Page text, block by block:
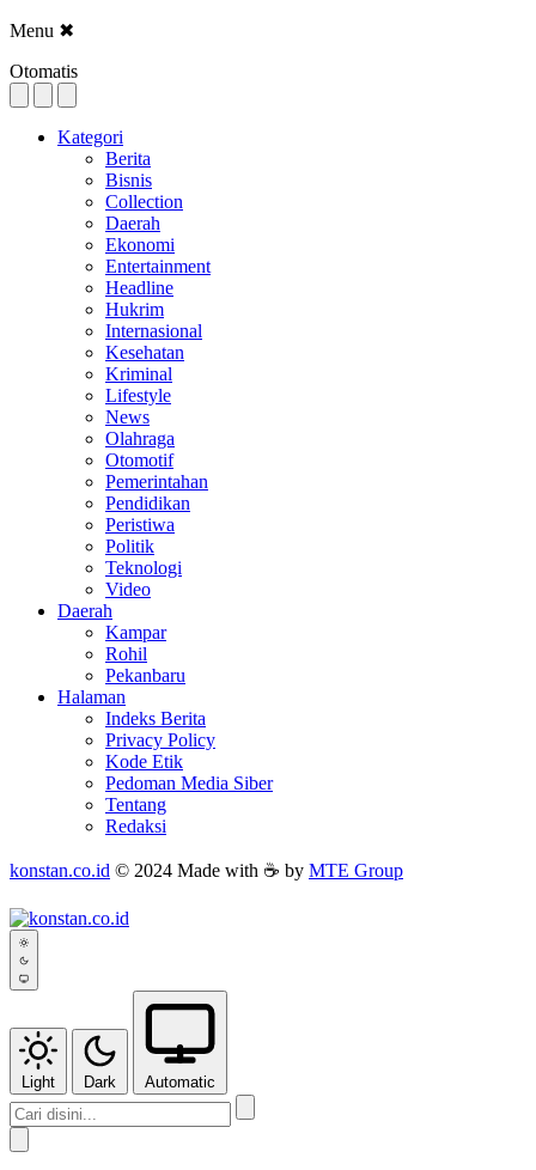
Menu ✖
Otomatis
Kategori
Berita
Bisnis
Collection
Daerah
Ekonomi
Entertainment
Headline
Hukrim
Internasional
Kesehatan
Kriminal
Lifestyle
News
Olahraga
Otomotif
Pemerintahan
Pendidikan
Peristiwa
Politik
Teknologi
Video
Daerah
Kampar
Rohil
Pekanbaru
Halaman
Indeks Berita
Privacy Policy
Kode Etik
Pedoman Media Siber
Tentang
Redaksi
konstan.co.id © 2024 Made with ☕ by MTE Group
Light Dark Automatic